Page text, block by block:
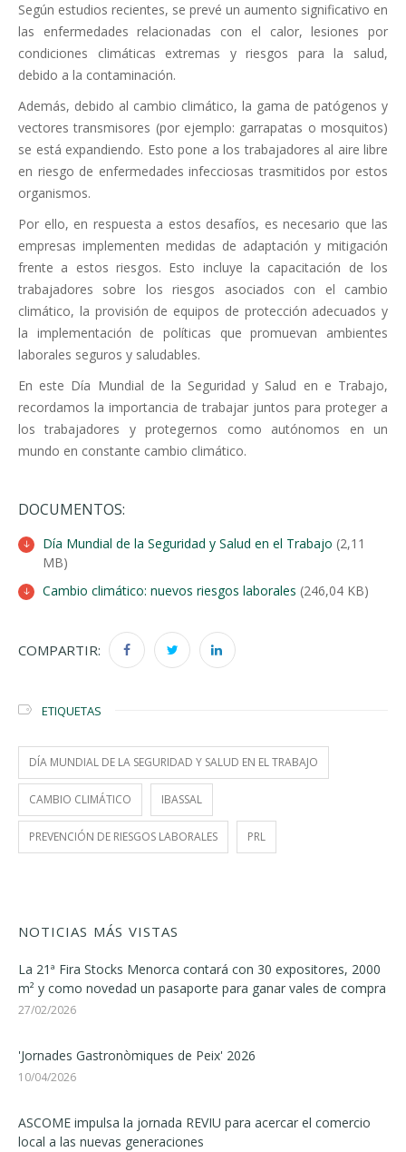
Según estudios recientes, se prevé un aumento significativo en
las enfermedades relacionadas con el calor, lesiones por
condiciones climáticas extremas y riesgos para la salud,
debido a la contaminación.
Además, debido al cambio climático, la gama de patógenos y
vectores transmisores (por ejemplo: garrapatas o mosquitos)
se está expandiendo. Esto pone a los trabajadores al aire libre
en riesgo de enfermedades infecciosas trasmitidos por estos
organismos.
Por ello, en respuesta a estos desafíos, es necesario que las
empresas implementen medidas de adaptación y mitigación
frente a estos riesgos. Esto incluye la capacitación de los
trabajadores sobre los riesgos asociados con el cambio
climático, la provisión de equipos de protección adecuados y
la implementación de políticas que promuevan ambientes
laborales seguros y saludables.
En este Día Mundial de la Seguridad y Salud en e Trabajo,
recordamos la importancia de trabajar juntos para proteger a
los trabajadores y protegernos como autónomos en un
mundo en constante cambio climático.
DOCUMENTOS:
Día Mundial de la Seguridad y Salud en el Trabajo (2,11
MB)
Cambio climático: nuevos riesgos laborales (246,04 KB)
COMPARTIR:
ETIQUETAS
DÍA MUNDIAL DE LA SEGURIDAD Y SALUD EN EL TRABAJO
CAMBIO CLIMÁTICO IBASSAL
PREVENCIÓN DE RIESGOS LABORALES PRL
NOTICIAS MÁS VISTAS
La 21ª Fira Stocks Menorca contará con 30 expositores, 2000
m² y como novedad un pasaporte para ganar vales de compra
27/02/2026
'Jornades Gastronòmiques de Peix' 2026
10/04/2026
ASCOME impulsa la jornada REVIU para acercar el comercio
local a las nuevas generaciones